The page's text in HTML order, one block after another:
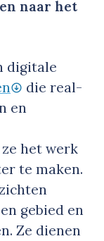
naar het
digitale
die real-
en
het werk
te maken.
gebied en
Ze dienen